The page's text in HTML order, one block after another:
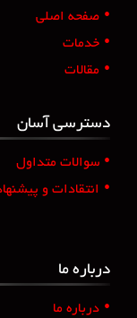
• صفحه اصلی
• خدمات
• مقالات
دسترسی آسان
• سوالات متداول
• انتقادات و
درباره ما
• درباره ما